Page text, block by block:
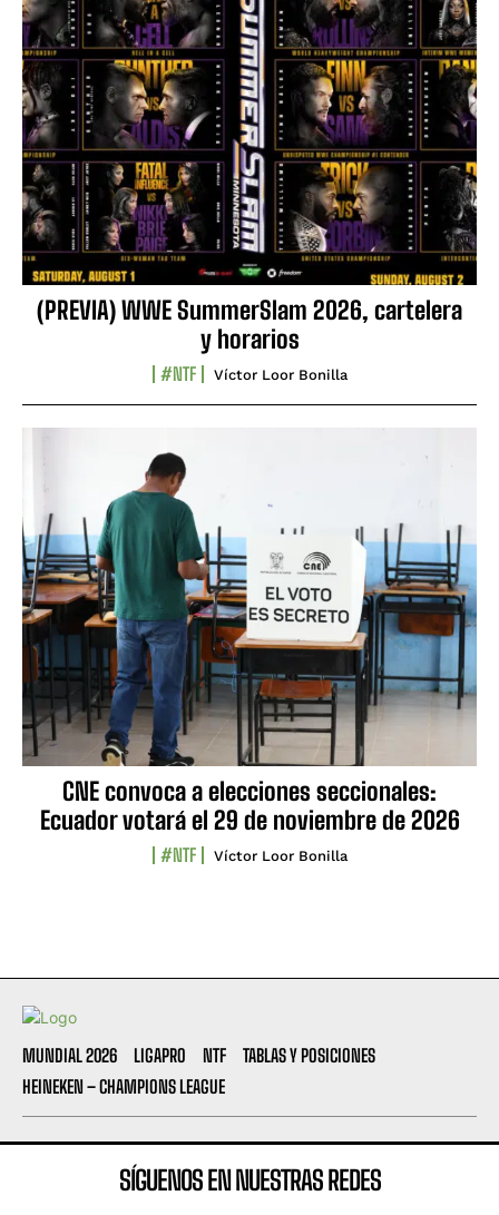
(PREVIA) WWE SummerSlam 2026, cartelera
y horarios
#NTF Víctor Loor Bonilla
CNE convoca a elecciones seccionales:
Ecuador votará el 29 de noviembre de 2026
#NTF Víctor Loor Bonilla
MUNDIAL 2026 LIGAPRO NTF
TABLAS Y POSICIONES
HEINEKEN – CHAMPIONS LEAGUE
SÍGUENOS EN NUESTRAS REDES